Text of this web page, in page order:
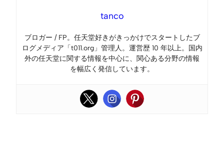
tanco
ブロガー / FP。任天堂好きがきっかけでスタートしたブ
ログメディア「t011.org」管理人。運営歴 10 年以上。国内
外の任天堂に関する情報を中心に、関心ある分野の情報
を幅広く発信しています。